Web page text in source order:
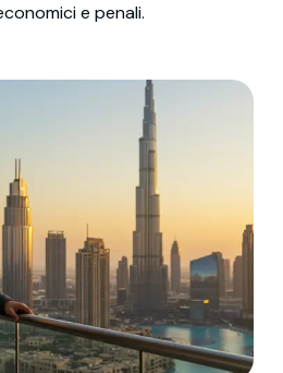
e penali.